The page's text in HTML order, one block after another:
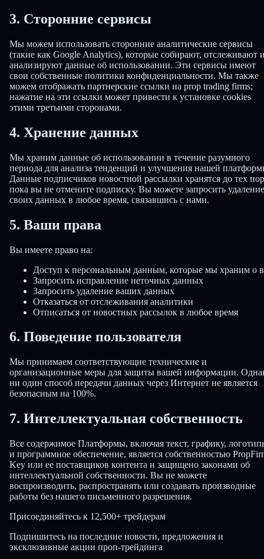
3. Сторонние сервисы
Мы можем использовать сторонние аналитические сервисы
(такие как Google Analytics), которые собирают, отслеживают
анализируют данные об использовании. Эти сервисы имеют
свои собственные политики конфиденциальности. Мы также
можем отображать партнерские ссылки на prop trading firms;
нажатие на эти ссылки может привести к установке cookies
этими третьими сторонами.
4. Хранение данных
Мы храним данные об использовании в течение разумного
периода для анализа тенденций и улучшения нашей
Данные подписчиков новостной рассылки хранятся до тех
пока вы не отмените подписку. Вы можете запросить удаление
своих данных в любое время, связавшись с нами.
5. Ваши права
Вы имеете право на:
Доступ к персональным данным, которые мы храним о
Запросить исправление неточных данных
Запросить удаление ваших данных
Отказаться от отслеживания аналитики
Отписаться от новостных рассылок в любое время
6. Поведение пользователя
Мы принимаем соответствующие технические и
организационные меры для защиты вашей информации.
ни один способ передачи данных через Интернет не является
безопасным на 100%.
7. Интеллектуальная собственность
Все содержимое Платформы, включая текст, графику,
и программное обеспечение, является собственностью
Key или ее поставщиков контента и защищено законами об
интеллектуальной собственности. Вы не можете
воспроизводить, распространять или создавать производные
работы без нашего письменного разрешения.
Присоединяйтесь к 12,500+ трейдерам
Подпишитесь на последние новости, предложения и
эксклюзивные акции проп-трейдинга